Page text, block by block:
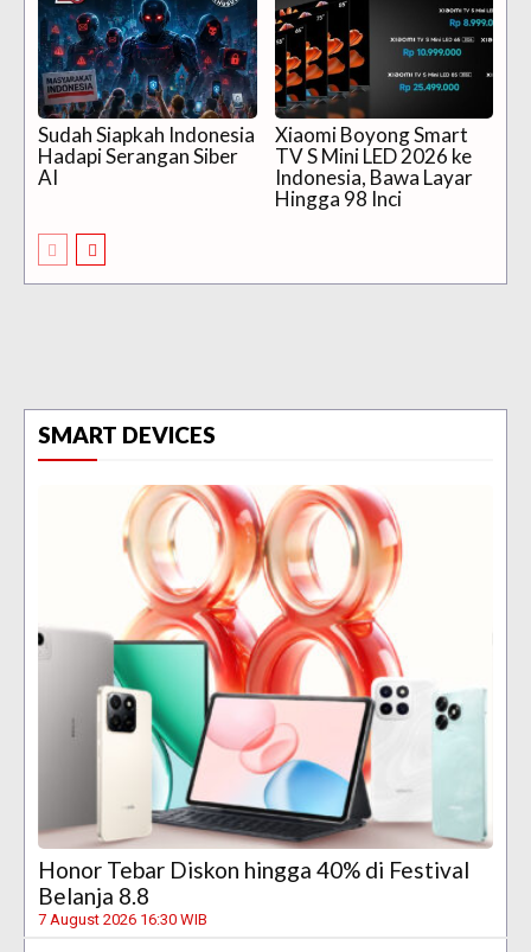
Sudah Siapkah Indonesia
Hadapi Serangan Siber
AI
Xiaomi Boyong Smart
TV S Mini LED 2026 ke
Indonesia, Bawa Layar
Hingga 98 Inci
SMART DEVICES
Honor Tebar Diskon hingga 40% di Festival
Belanja 8.8
7 August 2026 16:30 WIB